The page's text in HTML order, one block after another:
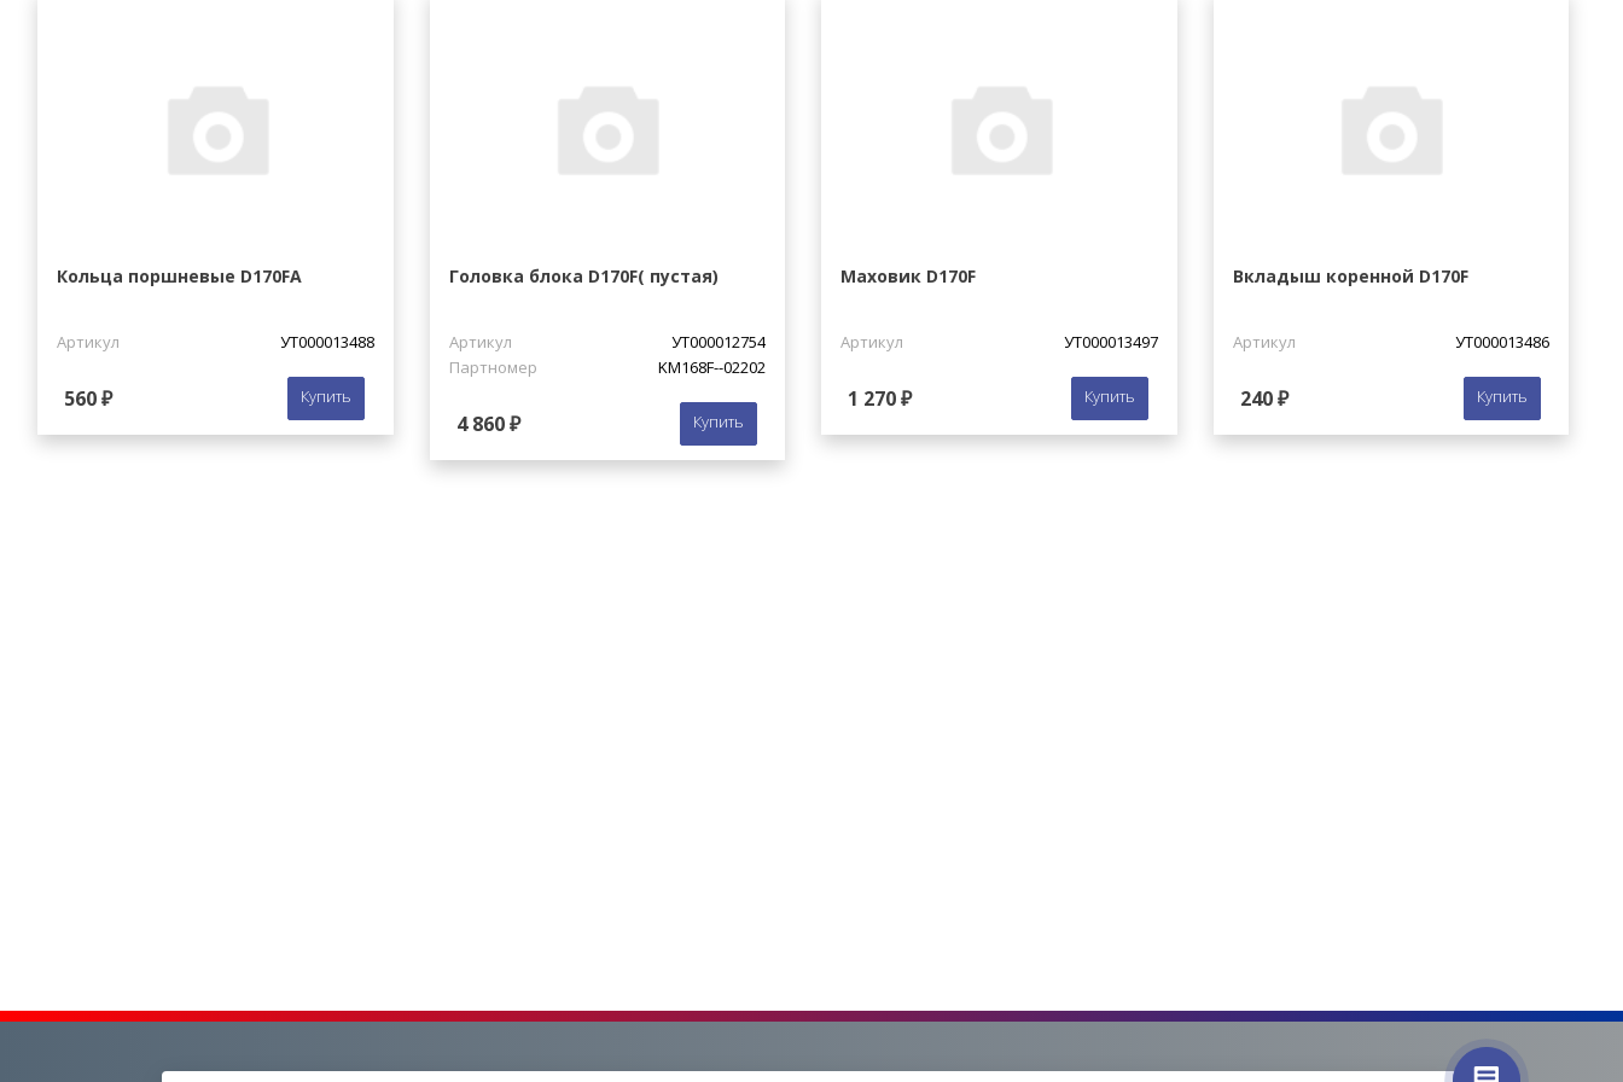
Кольца поршневые D170FA
Артикул УТ000013488
560 ₽ Купить
Головка блока D170F( пустая)
Артикул
УТ000012754
Партномер
KM168F--02202
4 860 ₽ Купить
Маховик D170F
Артикул УТ000013497
1 270 ₽ Купить
Вкладыш коренной D170F
Артикул УТ000013486
240 ₽ Купить